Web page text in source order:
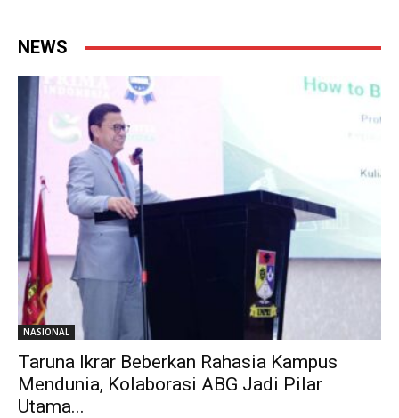
NEWS
NASIONAL
Taruna Ikrar Beberkan Rahasia Kampus
Mendunia, Kolaborasi ABG Jadi Pilar
Utama...